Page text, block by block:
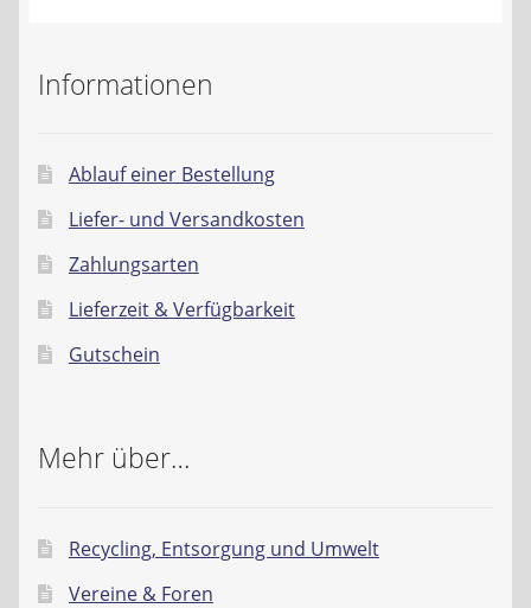
AGB
Datenschutzerklärung
Impressum
Informationen
Ablauf einer Bestellung
Liefer- und Versandkosten
Zahlungsarten
Lieferzeit & Verfügbarkeit
Gutschein
Mehr über…
Recycling, Entsorgung und Umwelt
Vereine & Foren